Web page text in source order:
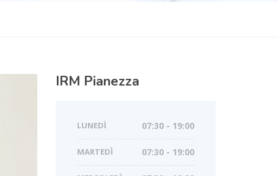
IRM Pianezza
LUNEDÌ 07:30 - 19:00
MARTEDÌ 07:30 - 19:00